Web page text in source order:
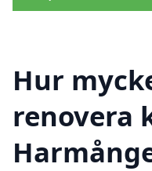
Hur
renovera